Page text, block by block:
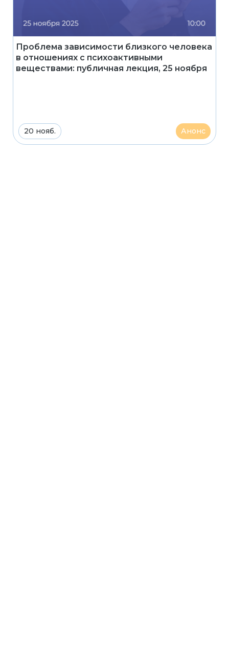
Проблема зависимости близкого человека
в отношениях с психоактивными
веществами: публичная лекция, 25 ноября
20 нояб. Анонс